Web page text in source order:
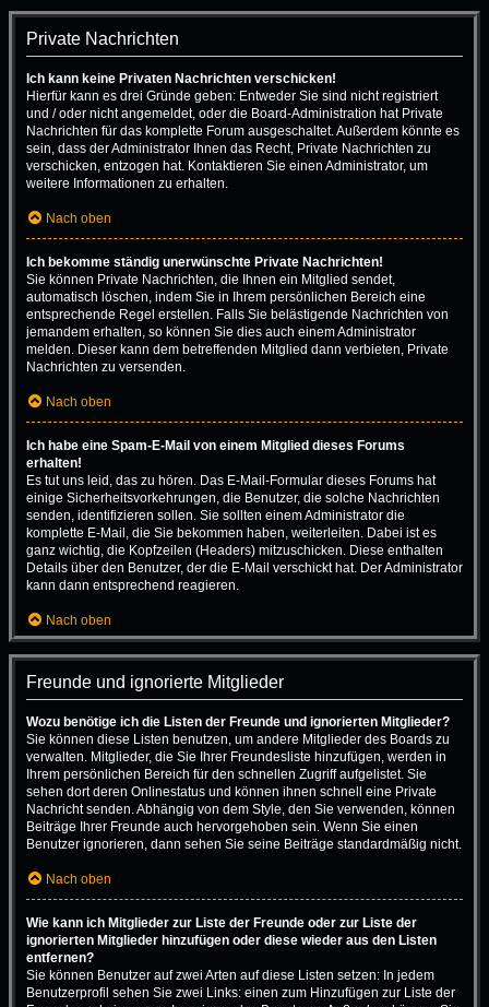
Private Nachrichten
Ich kann keine Privaten Nachrichten verschicken!
Hierfür kann es drei Gründe geben: Entweder Sie sind nicht registriert
und / oder nicht angemeldet, oder die Board-Administration hat Private
Nachrichten für das komplette Forum ausgeschaltet. Außerdem könnte es
sein, dass der Administrator Ihnen das Recht, Private Nachrichten zu
verschicken, entzogen hat. Kontaktieren Sie einen Administrator, um
weitere Informationen zu erhalten.
Nach oben
Ich bekomme ständig unerwünschte Private Nachrichten!
Sie können Private Nachrichten, die Ihnen ein Mitglied sendet,
automatisch löschen, indem Sie in Ihrem persönlichen Bereich eine
entsprechende Regel erstellen. Falls Sie belästigende Nachrichten von
jemandem erhalten, so können Sie dies auch einem Administrator
melden. Dieser kann dem betreffenden Mitglied dann verbieten, Private
Nachrichten zu versenden.
Nach oben
Ich habe eine Spam-E-Mail von einem Mitglied dieses Forums
erhalten!
Es tut uns leid, das zu hören. Das E-Mail-Formular dieses Forums hat
einige Sicherheitsvorkehrungen, die Benutzer, die solche Nachrichten
senden, identifizieren sollen. Sie sollten einem Administrator die
komplette E-Mail, die Sie bekommen haben, weiterleiten. Dabei ist es
ganz wichtig, die Kopfzeilen (Headers) mitzuschicken. Diese enthalten
Details über den Benutzer, der die E-Mail verschickt hat. Der Administrator
kann dann entsprechend reagieren.
Nach oben
Freunde und ignorierte Mitglieder
Wozu benötige ich die Listen der Freunde und ignorierten Mitglieder?
Sie können diese Listen benutzen, um andere Mitglieder des Boards zu
verwalten. Mitglieder, die Sie Ihrer Freundesliste hinzufügen, werden in
Ihrem persönlichen Bereich für den schnellen Zugriff aufgelistet. Sie
sehen dort deren Onlinestatus und können ihnen schnell eine Private
Nachricht senden. Abhängig von dem Style, den Sie verwenden, können
Beiträge Ihrer Freunde auch hervorgehoben sein. Wenn Sie einen
Benutzer ignorieren, dann sehen Sie seine Beiträge standardmäßig nicht.
Nach oben
Wie kann ich Mitglieder zur Liste der Freunde oder zur Liste der
ignorierten Mitglieder hinzufügen oder diese wieder aus den Listen
entfernen?
Sie können Benutzer auf zwei Arten auf diese Listen setzen: In jedem
Benutzerprofil sehen Sie zwei Links: einen zum Hinzufügen zur Liste der